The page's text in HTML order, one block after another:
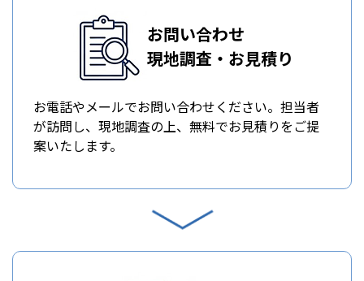
お問い合わせ
現地調査・お見積り
お電話やメールでお問い合わせください。担当者
が訪問し、現地調査の上、無料でお見積りをご提
案いたします。